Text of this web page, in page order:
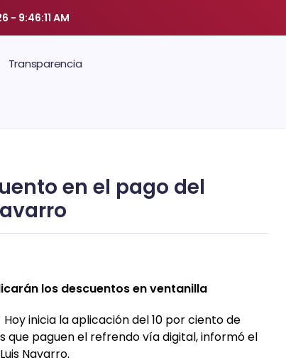
- 9:46:12 AM
Transparencia
en el pago del
los descuentos en ventanilla
inicia la aplicación del 10 por ciento de
paguen el refrendo vía digital, informó el
Navarro.